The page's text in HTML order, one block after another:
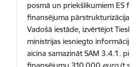
posmā un priekšlikumiem ES
finansējuma pārstrukturizācijai.
Vadošā iestāde, izvērtējot
ministrijas iesniegto informāciju,
aicina samazināt SAM 3.4.1.